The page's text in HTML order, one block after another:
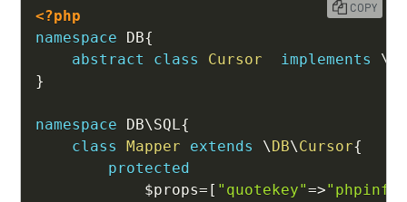
<?php
namespace
DB{
abstract
class Cursor implements \
}
namespace DB\SQL{
class
Mapper extends \DB\Cursor{
protected
$props= [ "quotekey"=>"phpinfo"
COPY